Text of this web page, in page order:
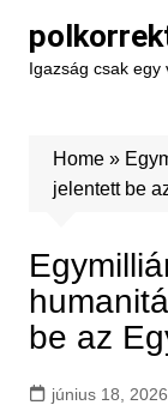
contentIgazság csak egy
Home»
jelentett be
be az
június 18, 2026